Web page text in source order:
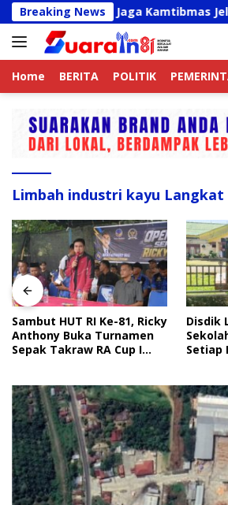
Langsung
ke
konten
Breaking News
Aktif Jaga Kamtibmas Jelang HUT
Home BERITA POLITIK
Limbah industri kayu Langkat
Sambut HUT RI Ke-81, Ricky
Anthony Buka Turnamen
Sepak Takraw RA Cup I
Disdik
Setiap